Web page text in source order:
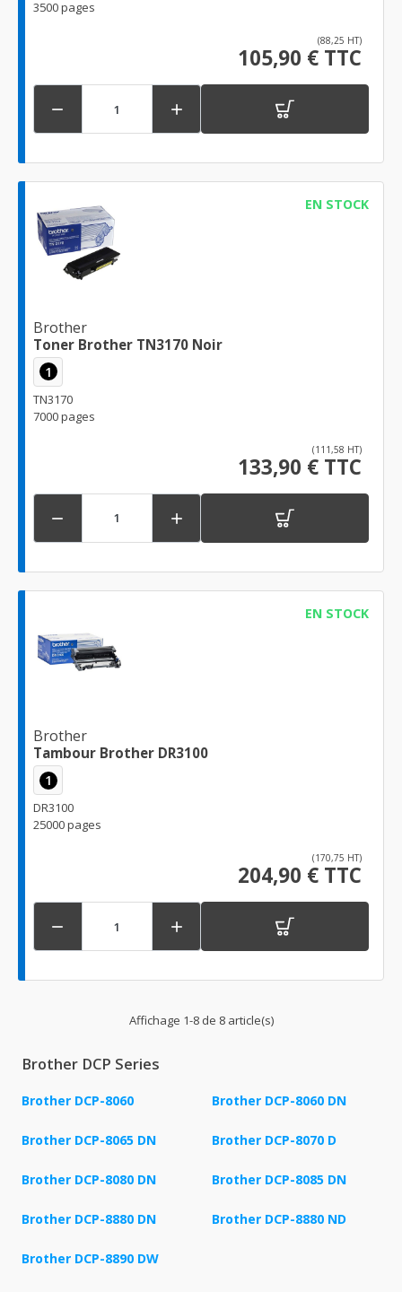
3500 pages
(88,25 HT)
105,90 € TTC
 
EN STOCK
Brother
Toner Brother TN3170 Noir
1
TN3170
7000 pages
(111,58 HT)
133,90 € TTC
 
EN STOCK
Brother
Tambour Brother DR3100
1
DR3100
25000 pages
(170,75 HT)
204,90 € TTC
 
Affichage 1-8 de 8 article(s)
Brother DCP Series
Brother DCP-8060 Brother DCP-8060 DN
Brother DCP-8065 DN Brother DCP-8070 D
Brother DCP-8080 DN Brother DCP-8085 DN
Brother DCP-8880 DN Brother DCP-8880 ND
Brother DCP-8890 DW